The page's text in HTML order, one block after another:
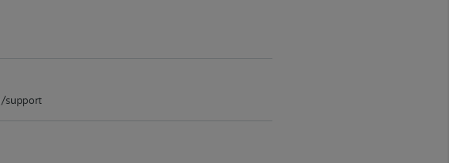
support